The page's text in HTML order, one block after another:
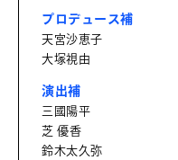
プロデュース補
天宮沙恵子
大塚視由
演出補
三國陽平
芝 優香
鈴木太久弥